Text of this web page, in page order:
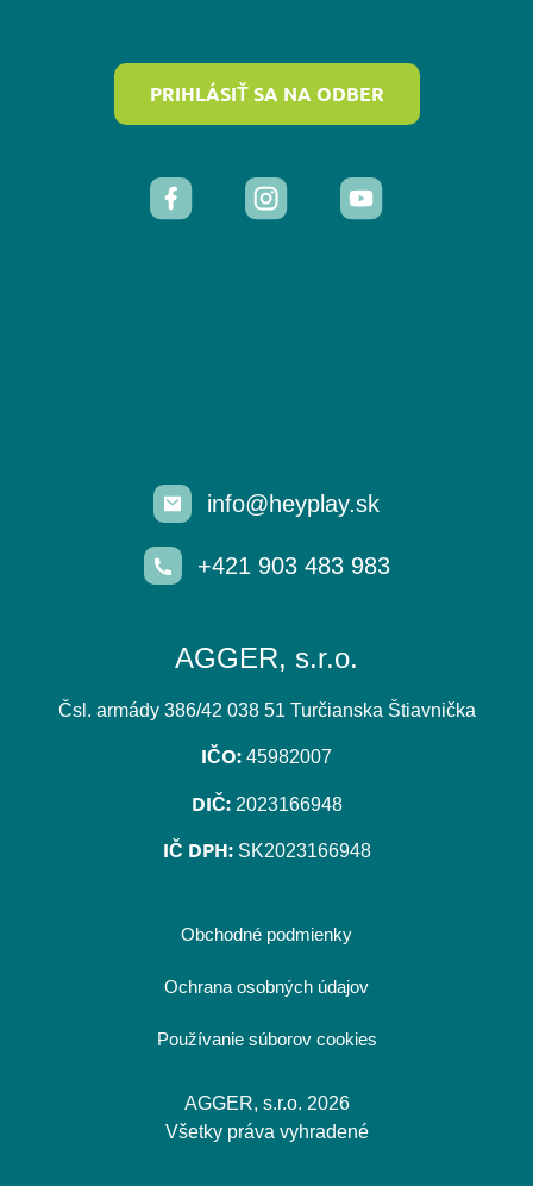
info@heyplay.sk
+421 903 483 983
AGGER, s.r.o.
Čsl. armády 386/42 038 51 Turčianska Štiavnička
IČO: 45982007
DIČ: 2023166948
IČ DPH: SK2023166948
PRIHLÁSIŤ SA NA ODBER
Obchodné podmienky
Ochrana osobných údajov
Používanie súborov cookies
AGGER, s.r.o. 2026
Všetky práva vyhradené